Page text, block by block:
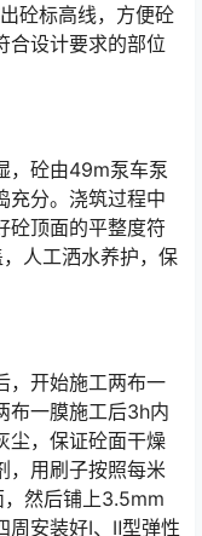
砼标高线，方便砼
合设计要求的部位
，砼由49m泵车泵
充分。浇筑过程中
砼顶面的平整度符
人工洒水养护，保
，开始施工两布一
布一膜施工后3h内
尘，保证砼面干燥
，用刷子按照每米
然后铺上3.5mm
安装好Ⅰ、Ⅱ型弹性